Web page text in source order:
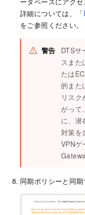
詳細については、「
をご参照ください。
警告
DTSサ
スまた
たは
的また
リス
がって
に、潜
対策を
VPNゲ
同期ポリシーと同期